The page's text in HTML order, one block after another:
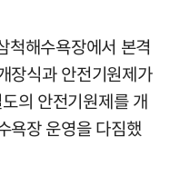
해수욕장에서 본격
장식과 안전기원제가
의 안전기원제를 개
욕장 운영을 다짐했